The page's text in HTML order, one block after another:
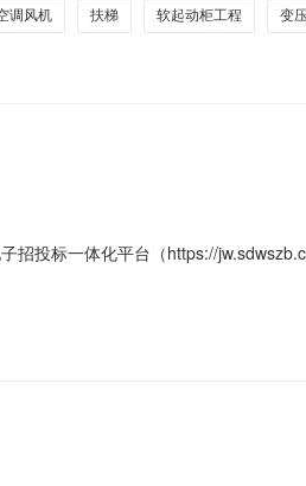
调风机 扶梯 软起动柜工程 变
招投标一体化平台（https://
01：门诊楼中央空调。6.